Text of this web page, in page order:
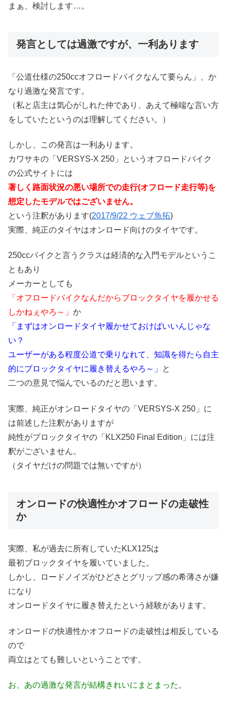
まぁ、検討します…。
発言としては過激ですが、一利あります
「公道仕様の250ccオフロードバイクなんて要らん」、か
なり過激な発言です。
（私と店主は気心がしれた仲であり、あえて極端な言い方
をしていたというのは理解してください。）
しかし、この発言は一利あります。
カワサキの「VERSYS-X 250」というオフロードバイク
の公式サイトには
著しく路面状況の悪い場所での走行(オフロード走行等)を
想定したモデルではございません。
という注釈があります(2017/9/22 ウェブ魚拓)
実際、純正のタイヤはオンロード向けのタイヤです。
250ccバイクと言うクラスは経済的な入門モデルというこ
ともあり
メーカーとしても
「オフロードバイクなんだからブロックタイヤを履かせる
しかねぇやろ～」 か
「まずはオンロードタイヤ履かせておけばいいんじゃな
い？
ユーザーがある程度公道で乗りなれて、知識を得たら自主
的にブロックタイヤに履き替えるやろ～」
と
二つの意見で悩んでいるのだと思います。
実際、純正がオンロードタイヤの「VERSYS-X 250」に
は前述した注釈がありますが
純性がブロックタイヤの「KLX250 Final Edition」には注
釈がございません。
（タイヤだけの問題では無いですが）
オンロードの快適性かオフロードの走破性
か
実際、私が過去に所有していたKLX125は
最初ブロックタイヤを履いていました。
しかし、ロードノイズがひどさとグリップ感の希薄さが嫌
になり
オンロードタイヤに履き替えたという経験があります。
オンロードの快適性かオフロードの走破性は相反している
ので
両立はとても難しいということです。
お、あの過激な発言が結構きれいにまとまった。